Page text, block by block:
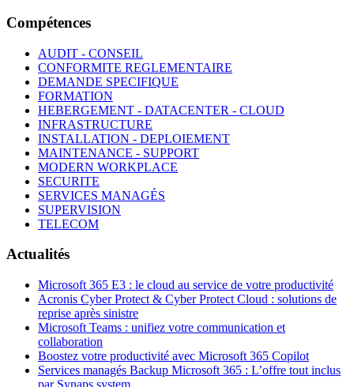
Compétences
AUDIT - CONSEIL
CONFORMITE REGLEMENTAIRE
DEMANDE SPECIFIQUE
FORMATION
HEBERGEMENT - DATACENTER - CLOUD
INFRASTRUCTURE
INSTALLATION - DEPLOIEMENT
MAINTENANCE - SUPPORT
MODERN WORKPLACE
SECURITE
SERVICES MANAGÉS
SUPERVISION
TELECOM
Actualités
Microsoft 365 E3 : le cloud au service de votre productivité
Acronis Cyber Protect & Cyber Protect Cloud : solutions de
reprise après sinistre
Microsoft Teams : unifiez votre communication et
collaboration
Boostez votre productivité avec Microsoft 365 Copilot
Services managés Backup Microsoft 365 : L’offre tout inclus